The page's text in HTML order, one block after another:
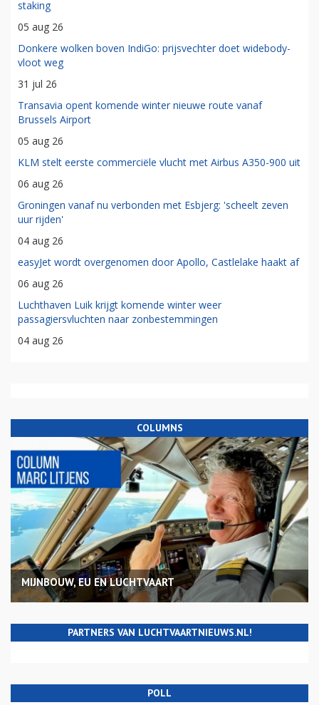
staking
05 aug 26
Donkere wolken boven IndiGo: prijsvechter doet widebody-
vloot weg
31 jul 26
Transavia opent komende winter nieuwe route vanaf
Brussels Airport
05 aug 26
KLM stelt eerste commerciële vlucht met Airbus A350-900 uit
06 aug 26
Groningen vanaf nu verbonden met Esbjerg: 'scheelt zeven
uur rijden'
04 aug 26
easyJet wordt overgenomen door Apollo, Castlelake haakt af
06 aug 26
Luchthaven Luik krijgt komende winter weer
passagiersvluchten naar zonbestemmingen
04 aug 26
COLUMNS
MIJNBOUW, EU EN LUCHTVAART
PARTNERS VAN LUCHTVAARTNIEUWS.NL!
POLL